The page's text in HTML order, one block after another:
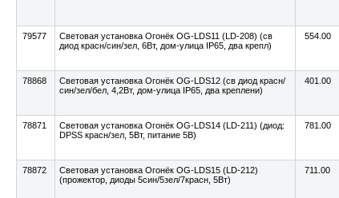
79577
Световая установка Огонёк OG-LDS11 (LD-208) (св
диод красн/син/зел, 6Вт, дом-улица IP65, два крепл)
554.00
78868
Световая установка Огонёк OG-LDS12 (св диод красн/
син/зел/бел, 4,2Вт, дом-улица IP65, два креплени)
401.00
78871
Световая установка Огонёк OG-LDS14 (LD-211) (диод:
DPSS красн/зел, 5Вт, питание 5В)
781.00
78872
Световая установка Огонёк OG-LDS15 (LD-212)
(прожектор, диоды 5син/5зел/7красн, 5Вт)
711.00